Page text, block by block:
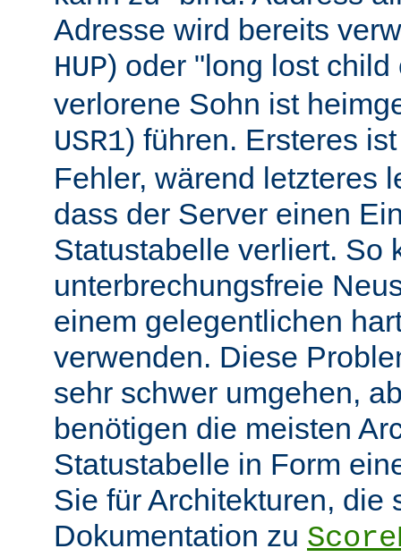
Adresse wird bereits
HUP) oder "long lost
verlorene Sohn ist
USR1) führen. Ersteres
Fehler, wärend letzteres
dass der Server einen
Statustabelle verliert. So
unterbrechungsfreie
einem gelegentlichen
verwenden. Diese
sehr schwer umgehen,
benötigen die meisten
Statustabelle in Form
Sie für Architekturen, die
Dokumentation zu